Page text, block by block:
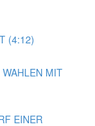
(4:12)
MIT
EINER